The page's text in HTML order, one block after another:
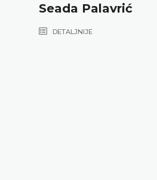
Seada Palavrić
DETALJNIJE